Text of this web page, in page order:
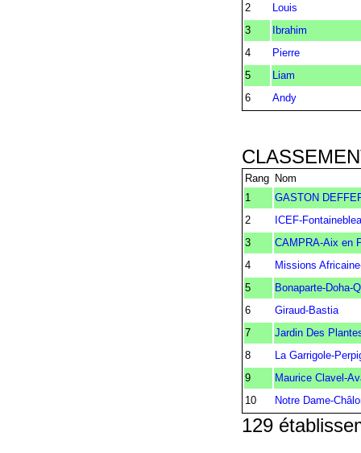
2
Louis
3
Ibrahim
4
Pierre
5
Liam
6
Andy
Rang Nom
1
GASTON
2
ICEF-
3
CAMPRA-Aix en
4
Missions
5
Bonaparte-Doha-
6
Giraud-Bastia
7
Jardin Des
8
La Garrigole-
9
Maurice Clavel-
10
Notre Dame-
129